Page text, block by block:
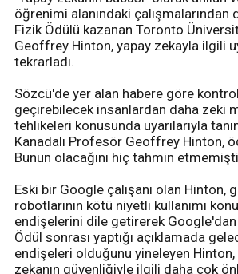
öğrenimi alanındaki çalışmalarından
Fizik Ödülü kazanan Toronto
Geoffrey Hinton, yapay zekayla ilgili
tekrarladı.
Sözcü'de yer alan habere göre
geçirebilecek insanlardan daha zeki
tehlikeleri konusunda uyarılarıyla
Kanadalı Profesör Geoffrey Hinton,
Bunun olacağını hiç tahmin
Eski bir Google çalışanı olan Hinton,
robotlarının kötü niyetli kullanımı
endişelerini dile getirerek
Ödül sonrası yaptığı açıklamada
endişeleri olduğunu yineleyen
zekanın güvenliğiyle ilgili daha çok